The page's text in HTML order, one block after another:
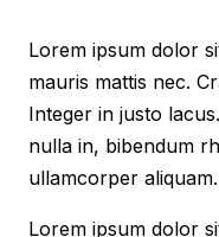
Lorem ipsum dolor
mauris mattis nec.
Integer in justo
nulla in, bibendum
ullamcorper aliquam.
Lorem ipsum dolor